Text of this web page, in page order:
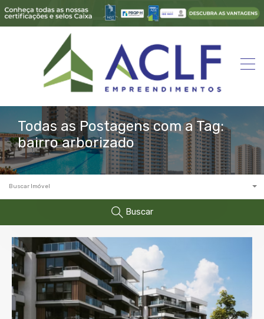
Todas as Postagens com a Tag:
bairro arborizado
Buscar Imóvel
Buscar